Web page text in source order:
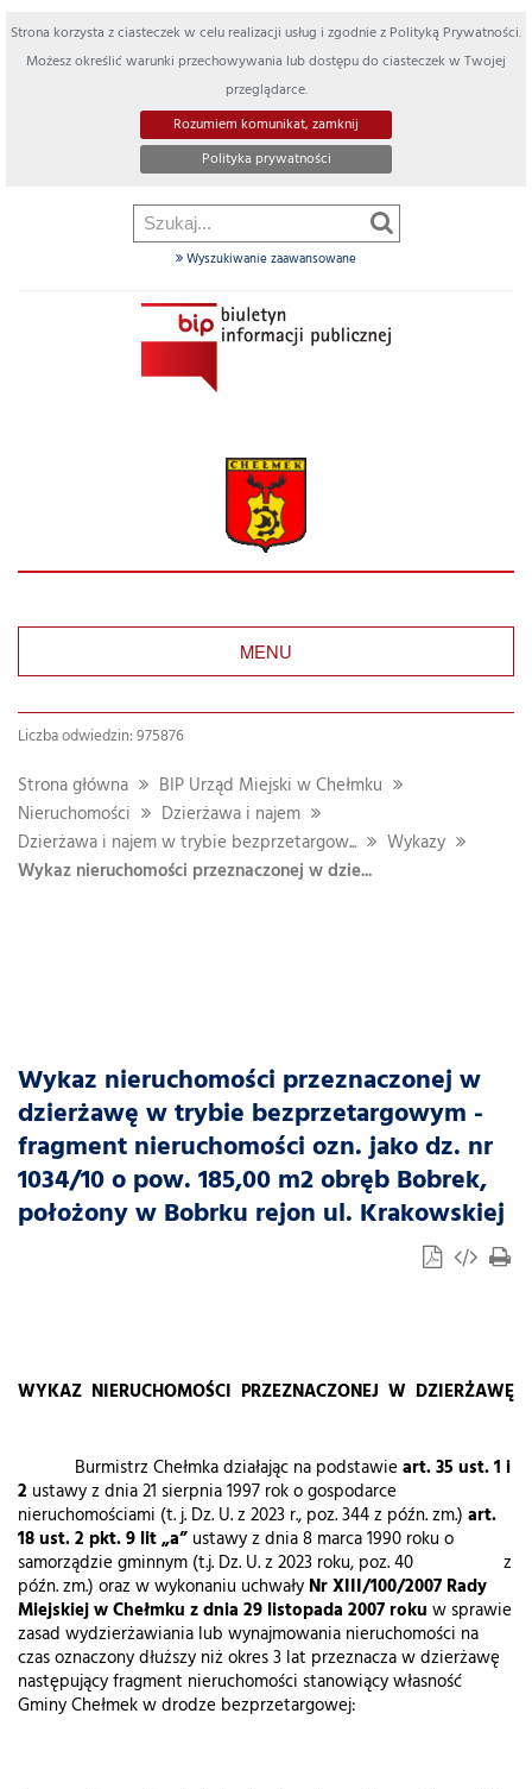
Strona korzysta z ciasteczek w celu realizacji usług i zgodnie z Polityką Prywatności.
Możesz określić warunki przechowywania lub dostępu do ciasteczek w Twojej
przeglądarce.
Rozumiem komunikat, zamknij
Polityka prywatności
Wyszukiwanie zaawansowane
MENU
Liczba odwiedzin: 975876
Strona główna
BIP Urząd Miejski w Chełmku
Nieruchomości
Dzierżawa i najem
Dzierżawa i najem w trybie bezprzetargow...
Wykazy
Wykaz nieruchomości przeznaczonej w dzie...
Wykaz nieruchomości przeznaczonej w
dzierżawę w trybie bezprzetargowym -
fragment nieruchomości ozn. jako dz. nr
1034/10 o pow. 185,00 m2 obręb Bobrek,
położony w Bobrku rejon ul. Krakowskiej
WYKAZ NIERUCHOMOŚCI PRZEZNACZONEJ W DZIERŻAWĘ
Burmistrz Chełmka działając na podstawieart. 35 ust. 1 i
2 ustawy z dnia 21 sierpnia 1997 rok o gospodarce
nieruchomościami (t. j. Dz. U. z 2023 r., poz. 344 z późn. zm.) art.
18 ust. 2 pkt. 9 lit „a” ustawy z dnia 8 marca 1990 roku o
samorządzie gminnym (t.j. Dz. U. z 2023 roku, poz. 40 z
późn. zm.) oraz w wykonaniu uchwały Nr XIII/100/2007 Rady
Miejskiej w Chełmku z dnia 29 listopada 2007 roku w sprawie
zasad wydzierżawiania lub wynajmowania nieruchomości na
czas oznaczony dłuższy niż okres 3 lat przeznacza w dzierżawę
następujący fragment nieruchomości stanowiący własność
Gminy Chełmek w drodze bezprzetargowej: